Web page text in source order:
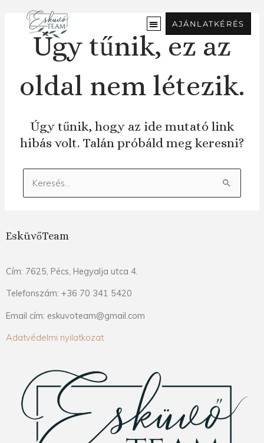
tartalomra
AJÁNLATKÉRÉS
Úgy tűnik, ez az
oldal nem létezik.
Úgy tűnik, hogy az ide mutató link
hibás volt. Talán próbáld meg keresni?
Keresés:
EsküvőTeam
Cím: 7625, Pécs, Hegyalja utca 4.
Telefonszám: +36 70 341 5420
Email cím: eskuvoteam@gmail.com
Adatvédelmi nyilatkozat